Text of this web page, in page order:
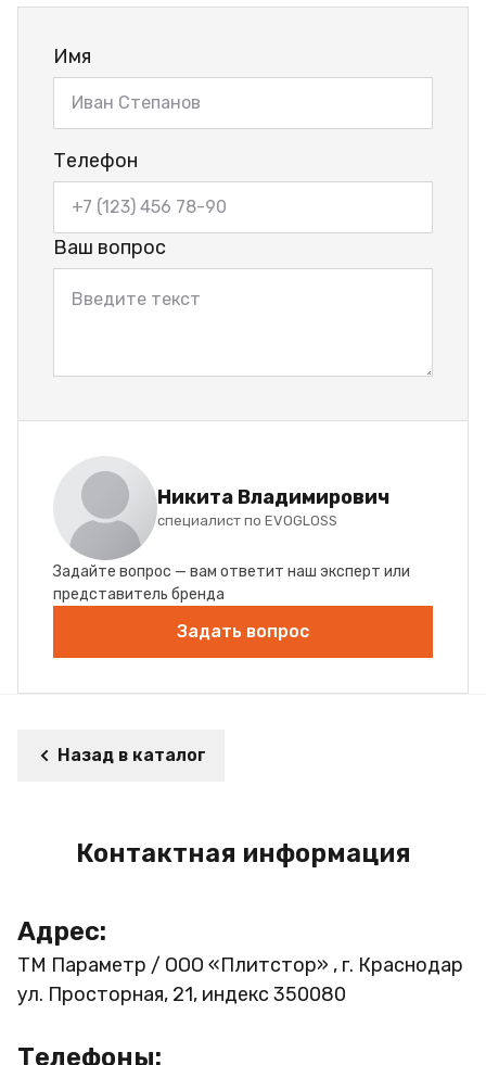
Имя
Телефон
Ваш вопрос
Никита Владимирович
специалист по EVOGLOSS
Задайте вопрос — вам ответит наш эксперт или
представитель бренда
Задать вопрос
Назад в каталог
Контактная информация
Адрес:
ТМ Параметр / ООО «Плитстор» , г. Краснодар
ул. Просторная, 21, индекс 350080
Телефоны: